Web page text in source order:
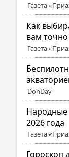
Газета
Как
вам
Газета
DonDay
Народные
2026 года
Газета
Гороскоп